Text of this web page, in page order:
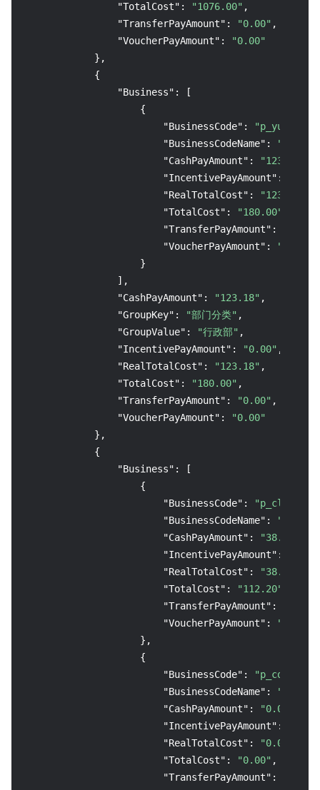
"TotalCost" : "1076.00" ,
"TransferPayAmount" : "0.00" ,
"VoucherPayAmount" :
"0.00"
} ,
{
"Business" :
[
{
"BusinessCode" : "p_yunjing"
"BusinessCodeName" :
"T-Sec-
"CashPayAmount" : "123.18"
"IncentivePayAmount" :
"RealTotalCost" : "123.18"
"TotalCost" : "180.00"
"TransferPayAmount" :
"VoucherPayAmount" :
"0.00"
}
] ,
"CashPayAmount" : "123.18" ,
"GroupKey" : "部门分类" ,
"GroupValue" : "行政部" ,
"IncentivePayAmount" : "0.00" ,
"RealTotalCost" : "123.18" ,
"TotalCost" : "180.00" ,
"TransferPayAmount" : "0.00" ,
"VoucherPayAmount" :
"0.00"
} ,
{
"Business" :
[
{
"BusinessCode" : "p_clb"
"BusinessCodeName" :
"负载均
"CashPayAmount" : "38.31"
"IncentivePayAmount" :
"RealTotalCost" : "38.31"
"TotalCost" : "112.20"
"TransferPayAmount" :
"VoucherPayAmount" :
"0.00"
} ,
{
"BusinessCode" : "p_cos"
"BusinessCodeName" :
"COS 对
"CashPayAmount" : "0.00"
"IncentivePayAmount" :
"RealTotalCost" : "0.00"
"TotalCost" : "0.00" ,
"TransferPayAmount" :